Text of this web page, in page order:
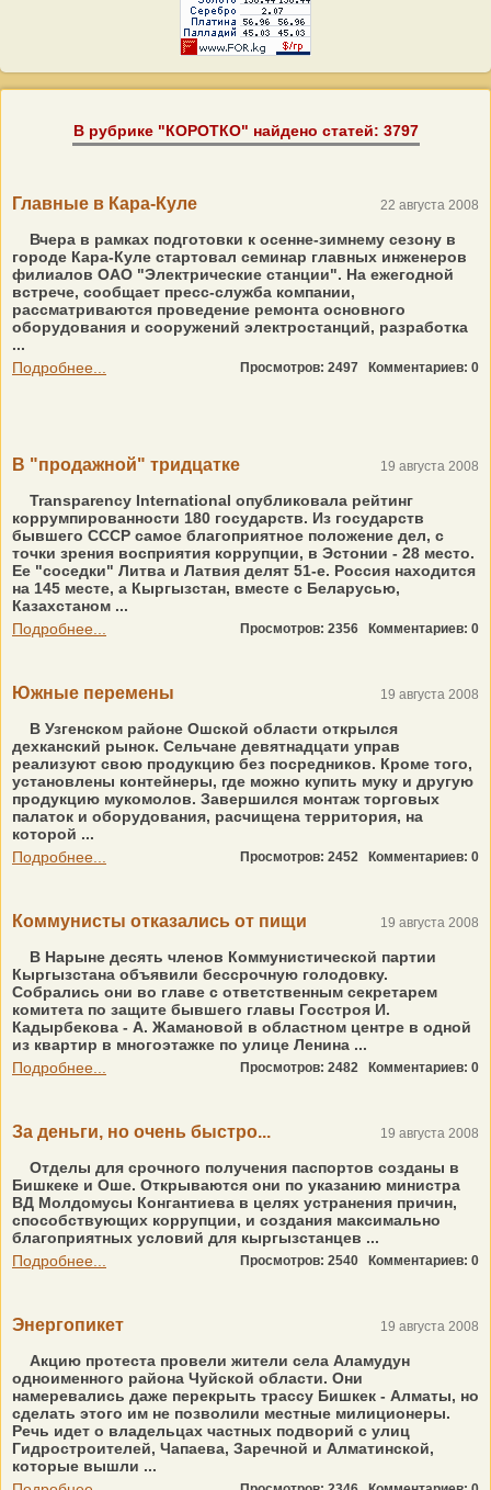
В рубрике "КОРОТКО" найдено статей: 3797
Главные в Кара-Куле 22 августа 2008
Вчера в рамках подготовки к осенне-зимнему сезону в
городе Кара-Куле стартовал семинар главных инженеров
филиалов ОАО "Электрические станции". На ежегодной
встрече, сообщает пресс-служба компании,
рассматриваются проведение ремонта основного
оборудования и сооружений электростанций, разработка
...
Подробнее...
Просмотров: 2497 Комментариев: 0
В "продажной" тридцатке 19 августа 2008
Transparency International опубликовала рейтинг
коррумпированности 180 государств. Из государств
бывшего СССР самое благоприятное положение дел, с
точки зрения восприятия коррупции, в Эстонии - 28 место.
Ее "соседки" Литва и Латвия делят 51-е. Россия находится
на 145 месте, а Кыргызстан, вместе с Беларусью,
Казахстаном ...
Подробнее...
Просмотров: 2356 Комментариев: 0
Южные перемены 19 августа 2008
В Узгенском районе Ошской области открылся
дехканский рынок. Сельчане девятнадцати управ
реализуют свою продукцию без посредников. Кроме того,
установлены контейнеры, где можно купить муку и другую
продукцию мукомолов. Завершился монтаж торговых
палаток и оборудования, расчищена территория, на
которой ...
Подробнее...
Просмотров: 2452 Комментариев: 0
Коммунисты отказались от пищи 19 августа 2008
В Нарыне десять членов Коммунистической партии
Кыргызстана объявили бессрочную голодовку.
Собрались они во главе с ответственным секретарем
комитета по защите бывшего главы Госстроя И.
Кадырбекова - А. Жамановой в областном центре в одной
из квартир в многоэтажке по улице Ленина ...
Подробнее...
Просмотров: 2482 Комментариев: 0
За деньги, но очень быстро... 19 августа 2008
Отделы для срочного получения паспортов созданы в
Бишкеке и Оше. Открываются они по указанию министра
ВД Молдомусы Конгантиева в целях устранения причин,
способствующих коррупции, и создания максимально
благоприятных условий для кыргызстанцев ...
Подробнее...
Просмотров: 2540 Комментариев: 0
Энергопикет 19 августа 2008
Акцию протеста провели жители села Аламудун
одноименного района Чуйской области. Они
намеревались даже перекрыть трассу Бишкек - Алматы, но
сделать этого им не позволили местные милиционеры.
Речь идет о владельцах частных подворий с улиц
Гидростроителей, Чапаева, Заречной и Алматинской,
которые вышли ...